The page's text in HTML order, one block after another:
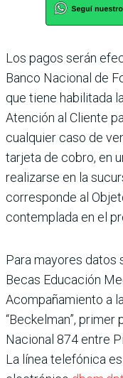
Los pagos serán
Banco Nacional de
que tiene habilitada
Atención al Cliente
cualquier caso de
tarjeta de cobro, en
realizarse en la
corresponde al
contemplada en el
Para mayores datos
Becas Educación
Acompañamiento a
“Beckelman”,
Nacional 874 entre
La línea telefónica